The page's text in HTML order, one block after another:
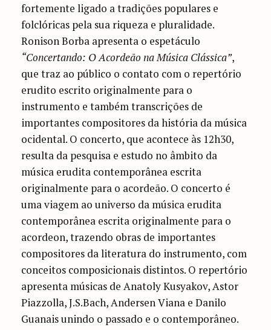
fortemente ligado a tradições populares e
folclóricas pela sua riqueza e pluralidade.
Ronison Borba apresenta o espetáculo
“Concertando: O Acordeão na Música Clássica”,
que traz ao público o contato com o repertório
erudito escrito originalmente para o
instrumento e também transcrições de
importantes compositores da história da música
ocidental. O concerto, que acontece às 12h30,
resulta da pesquisa e estudo no âmbito da
música erudita contemporânea escrita
originalmente para o acordeão. O concerto é
uma viagem ao universo da música erudita
contemporânea escrita originalmente para o
acordeon, trazendo obras de importantes
compositores da literatura do instrumento, com
conceitos composicionais distintos. O repertório
apresenta músicas de Anatoly Kusyakov, Astor
Piazzolla, J.S.Bach, Andersen Viana e Danilo
Guanais unindo o passado e o contemporâneo.